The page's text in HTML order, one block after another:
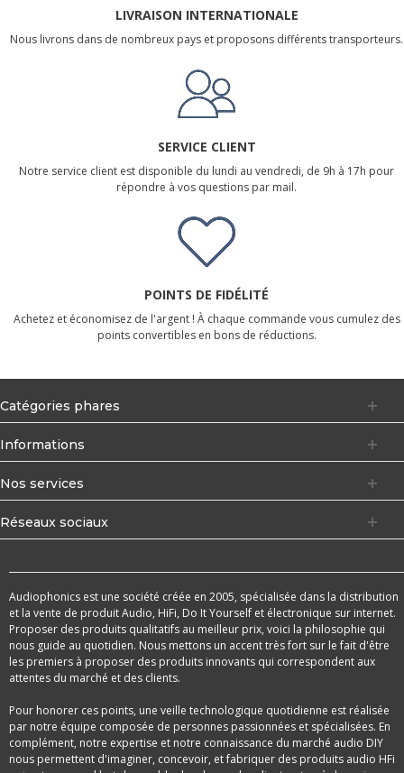
LIVRAISON INTERNATIONALE
Nous livrons dans de nombreux pays et proposons différents transporteurs.
SERVICE CLIENT
Notre service client est disponible du lundi au vendredi, de 9h à 17h pour
répondre à vos questions par mail.
POINTS DE FIDÉLITÉ
Achetez et économisez de l'argent ! À chaque commande vous cumulez des
points convertibles en bons de réductions.
Catégories phares
Informations
Nos services
Réseaux sociaux
Audiophonics est une société créée en 2005, spécialisée dans la distribution
et la vente de produit Audio, HiFi, Do It Yourself et électronique sur internet.
Proposer des produits qualitatifs au meilleur prix, voici la philosophie qui
nous guide au quotidien. Nous mettons un accent très fort sur le fait d'être
les premiers à proposer des produits innovants qui correspondent aux
attentes du marché et des clients.
Pour honorer ces points, une veille technologique quotidienne est réalisée
par notre équipe composée de personnes passionnées et spécialisées. En
complément, notre expertise et notre connaissance du marché audio DIY
nous permettent d'imaginer, concevoir, et fabriquer des produits audio HFi